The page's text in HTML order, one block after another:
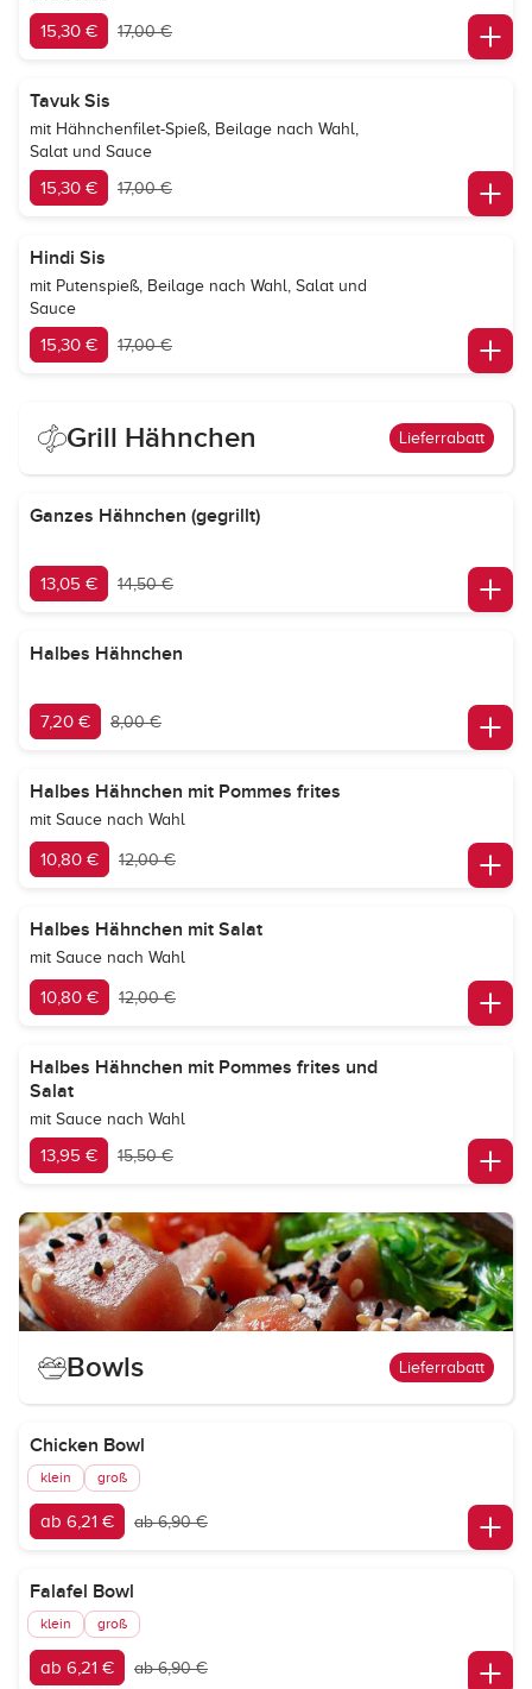
15,30 € 17,00 €
Tavuk Sis
mit Hähnchenfilet-Spieß, Beilage nach Wahl,
Salat und Sauce
15,30 € 17,00 €
Hindi Sis
mit Putenspieß, Beilage nach Wahl, Salat und
Sauce
15,30 € 17,00 €
Grill Hähnchen Lieferrabatt
Ganzes Hähnchen (gegrillt)
13,05 € 14,50 €
Halbes Hähnchen
7,20 € 8,00 €
Halbes Hähnchen mit Pommes frites
mit Sauce nach Wahl
10,80 € 12,00 €
Halbes Hähnchen mit Salat
mit Sauce nach Wahl
10,80 € 12,00 €
Halbes Hähnchen mit Pommes frites und
Salat
mit Sauce nach Wahl
13,95 € 15,50 €
Bowls Lieferrabatt
Chicken Bowl
klein groß
ab 6,21 € ab 6,90 €
Falafel Bowl
klein groß
ab 6,21 € ab 6,90 €